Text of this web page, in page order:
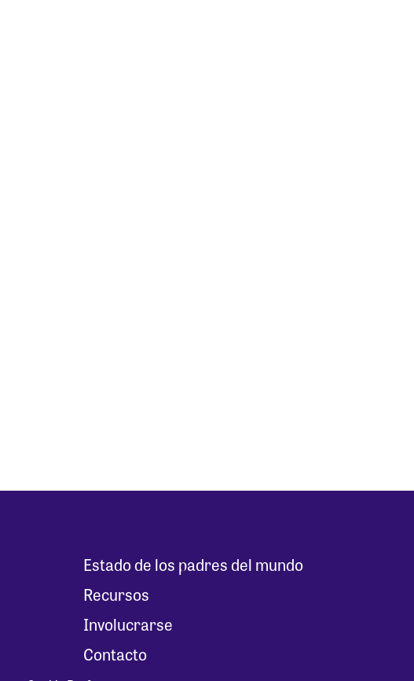
Estado de los padres del mundo
Recursos
Involucrarse
Contacto